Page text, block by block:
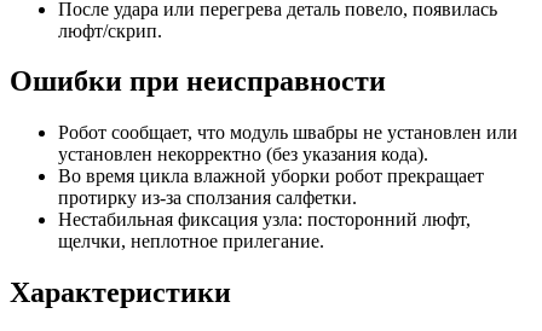
После удара или перегрева деталь повело, появилась
люфт/скрип.
Ошибки при неисправности
Робот сообщает, что модуль швабры не установлен или
установлен некорректно (без указания кода).
Во время цикла влажной уборки робот прекращает
протирку из-за сползания салфетки.
Нестабильная фиксация узла: посторонний люфт,
щелчки, неплотное прилегание.
Характеристики